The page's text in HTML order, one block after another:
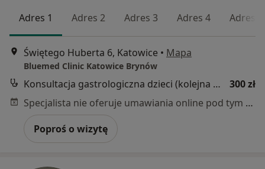
Adres 1 Adres 2 Adres 3 Adres 4 Adres 5
Świętego Huberta 6, Katowice • Mapa
Bluemed Clinic Katowice Brynów
Konsultacja gastrologiczna dzieci (kolejna wizyta)
300 zł
Specjalista nie oferuje umawiania online pod tym adresem.
Poproś o wizytę